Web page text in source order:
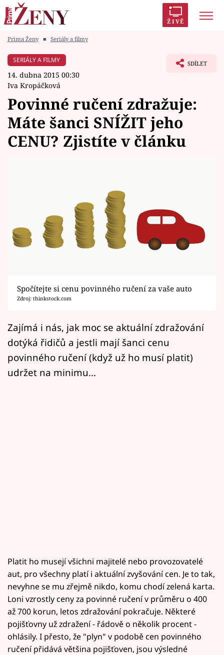
ŽIVĚ
Módní alarm
Témata
Celebrity
Horoskopy
Sledujte prima+
Pořady
Mámy sobě
Přihlášení
Prima Ženy ■ Seriály a filmy
SERIÁLY A FILMY
14. dubna 2015 00:30
Iva Kropáčková
SDÍLET
Povinné ručení zdražuje:
Máte šanci SNÍŽIT jeho
CENU? Zjistíte v článku
Spočítejte si cenu povinného ručení za vaše auto
Zdroj: thinkstock.com
Zajímá i nás, jak moc se aktuální zdražování
dotýká řidičů a jestli mají šanci cenu
povinného ručení (když už ho musí platit)
udržet na minimu...
Platit ho musejí všichni majitelé nebo provozovatelé
aut, pro všechny platí i aktuální zvyšování cen. Je to tak,
nevyhne se mu zřejmě nikdo, komu chodí zelená karta.
Loni vzrostly ceny za povinné ručení v průměru o 400
až 700 korun, letos zdražování pokračuje. Některé
pojišťovny už zdražení - řádově o několik procent -
ohlásily. I přesto, že "plyn" v podobě cen povinného
ručení přidává většina pojišťoven, jsou výsledné